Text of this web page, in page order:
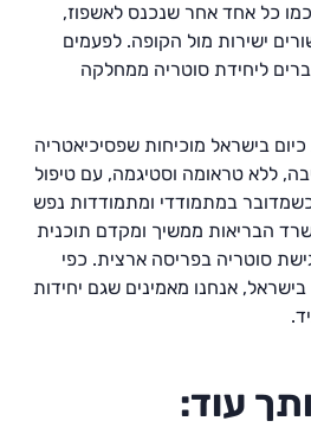
כל אחד אחר שנכנס לאשפוז,
ישירות מול הקופה. לפעמים
ליחידת סוטריה ממחלקה
בישראל מוכיחות שפסיכיאטריה
ללא טראומה וסטיגמה, עם טיפול
במתמודדי ומתמודדות נפש
הבריאות ממשיך ומקדם תוכנית
סוטריה בפריסה ארצית. כפי
אנחנו מאמינים שגם יחידות
עוד: